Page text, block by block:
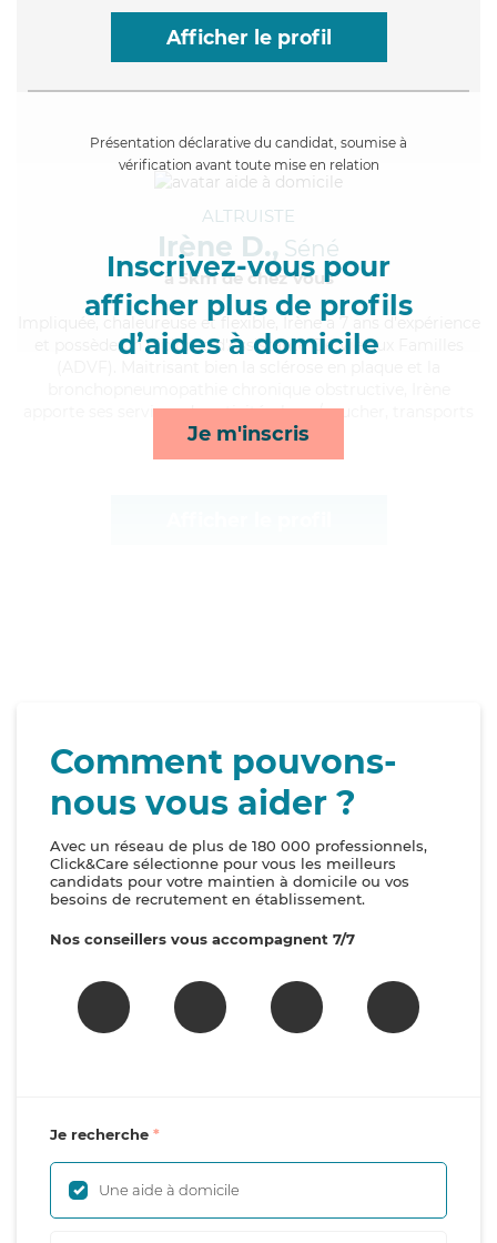
Afficher le profil
Présentation déclarative du candidat, soumise à
vérification avant toute mise en relation
Inscrivez-vous pour
afficher plus de profils
d’aides à domicile
Je m'inscris
ALTRUISTE
Irène D., Séné
à 5km de chez Vous
, chaleureuse et flexible, Irène a 7 ans d'expérience
et possède un diplôme d'Assistante De Vie aux Familles
apporte ses services de activités, lever/coucher, transports
et courses/livraison*
Comment pouvons-
nous vous aider ?
Avec un réseau de plus de 180 000 professionnels,
Click&Care sélectionne pour vous les meilleurs
candidats pour votre maintien à domicile ou vos
besoins de recrutement en établissement.
Nos conseillers vous accompagnent 7/7
Je recherche
Une aide à domicile